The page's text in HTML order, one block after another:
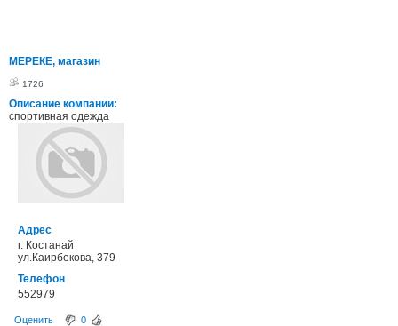
МЕРЕКЕ, магазин
1726
Описание компании:
спортивная одежда
Адрес
г. Костанай
ул.Каирбекова, 379
Телефон
552979
Оценить
0